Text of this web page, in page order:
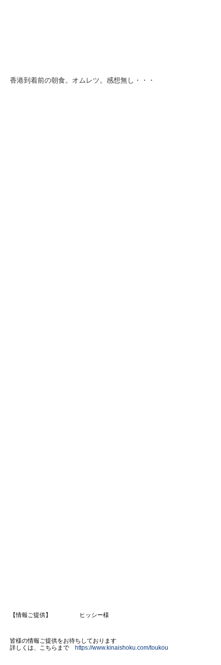
香港到着前の朝食。オムレツ。感想無し・・・
【情報ご提供】 ヒッシー様
皆様の情報ご提供をお待ちしております
詳しくは、こちらまで https://www.kinaishoku.com/toukou